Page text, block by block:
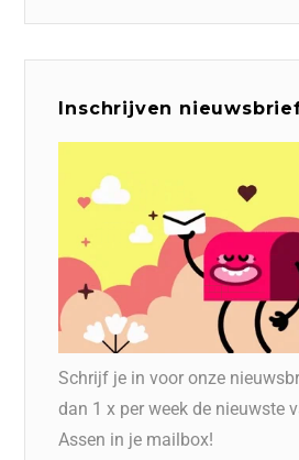
Inschrijven
Schrijf je in voor onze
dan 1 x per week de nieuwste
Assen in je mailbox!